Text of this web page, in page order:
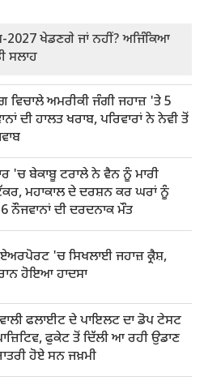
2027 ਖੇਡਣਗੇ ਜਾਂ ਨਹੀਂ? ਅਜਿੰਕਿਆ
ਸਲਾਹ
ਵਿਚਾਲੇ ਅਮਰੀਕੀ ਜੰਗੀ ਜਹਾਜ਼ 'ਤੇ 5
ਦੀ ਹਾਲਤ ਖਰਾਬ, ਪਰਿਵਾਰਾਂ ਨੇ ਨੇਵੀ ਤੋਂ
'ਚ ਬੇਕਾਬੂ ਟਰਾਲੇ ਨੇ ਵੈਨ ਨੂੰ ਮਾਰੀ
ਮਹਾਕਾਲ ਦੇ ਦਰਸ਼ਨ ਕਰ ਘਰਾਂ ਨੂੰ
ਨੌਜਵਾਨਾਂ ਦੀ ਦਰਦਨਾਕ ਮੌਤ
ਏਅਰਪੋਰਟ 'ਚ ਸਿਖਲਾਈ ਜਹਾਜ਼ ਕ੍ਰੈਸ਼,
ਹੋਇਆ ਹਾਦਸਾ
ਫਲਾਈਟ ਦੇ ਪਾਇਲਟ ਦਾ ਡੋਪ ਟੇਸਟ
ਫੁਕੇਟ ਤੋਂ ਦਿੱਲੀ ਆ ਰਹੀ ਉਡਾਣ
ਹੋਏ ਸਨ ਜਖ਼ਮੀ